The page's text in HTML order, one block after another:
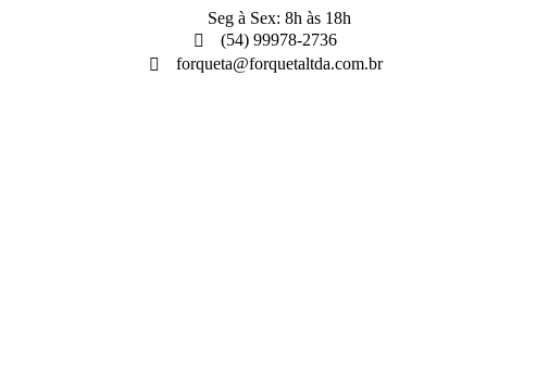
Seg à Sex: 8h às 18h
(54) 99978-2736
forqueta@forquetaltda.com.br